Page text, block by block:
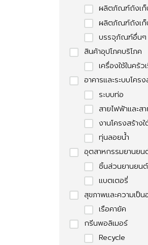
ผลิตภัณฑ์ถังเก็
ผลิตภัณฑ์ถังเก็
บรรจุภัณฑ์อื่นๆ
สินค้าอุปโภคบริโภค
เครื่องใช้ในครัว
อาคารและระบบโคร
ระบบท่อ
สายไฟฟ้าและส
งานโครงสร้าง
ทุ่นลอยน้ำ
อุตสาหกรรมยานยน
ชิ้นส่วนยานยนต์
แบตเตอรี่
สุขภาพและความเป็
เรือคายัค
กรีนพอลิเมอร์
Recycle